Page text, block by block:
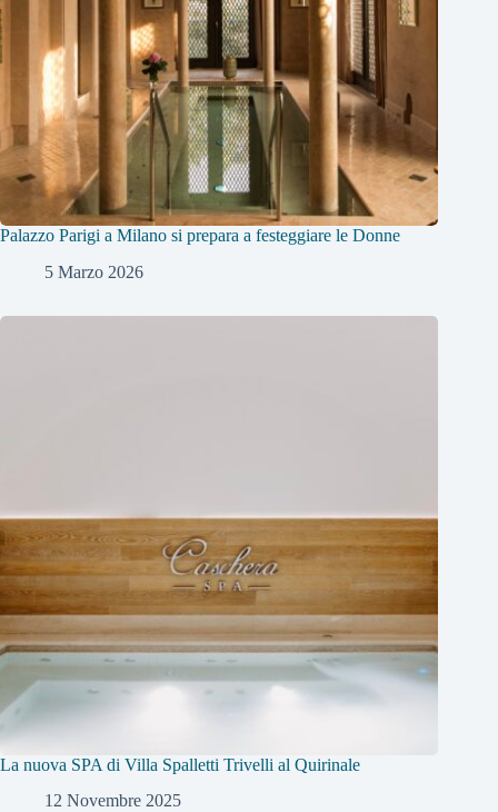
Palazzo Parigi a Milano si prepara a festeggiare le Donne
5 Marzo 2026
La nuova SPA di Villa Spalletti Trivelli al Quirinale
12 Novembre 2025